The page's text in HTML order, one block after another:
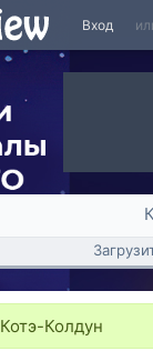
Вход
Котэ-Колдун